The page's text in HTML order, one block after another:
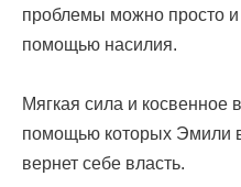
проблемы можно просто и
помощью насилия.
Мягкая сила и косвенное
помощью которых Эмили
вернет себе власть.